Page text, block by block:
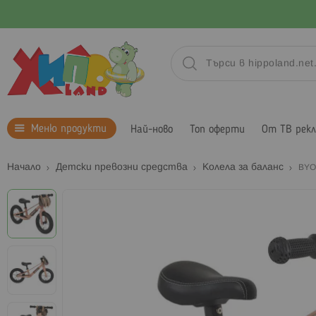
Меню продукти Най-ново Топ оферти От ТВ
Начало Детски превозни средства Колела за баланс
Преминете
към
края
на
изображенията